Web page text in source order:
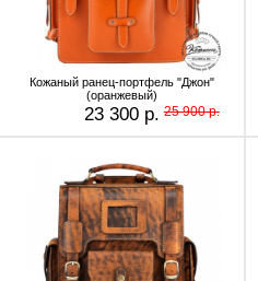
Кожаный ранец-портфель "Джон"
(оранжевый)
23 300 р. 25 900 р.